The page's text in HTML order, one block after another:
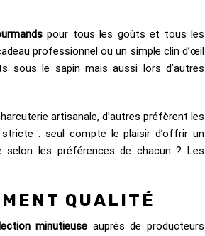
pour tous les goûts et tous les
professionnel ou un simple clin d’œil
sous le sapin mais aussi lors d’autres
artisanale, d’autres préfèrent les
: seul compte le plaisir d’offrir un
les préférences de chacun ? Les
QUALITÉ
minutieuse auprès de producteurs